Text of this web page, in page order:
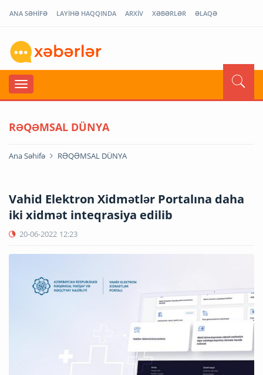
ANA SƏHİFƏ LAYİHƏ HAQQINDA ARXİV XƏBƏRLƏR ƏLAQƏ
RƏQƏMSAL DÜNYA
Ana Səhifə RƏQƏMSAL DÜNYA
Vahid Elektron Xidmətlər Portalına daha
iki xidmət inteqrasiya edilib
20-06-2022 12:23